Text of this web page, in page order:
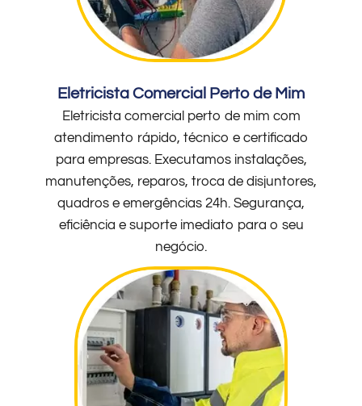
Eletricista Comercial Perto de Mim
Eletricista comercial perto de mim com
atendimento rápido, técnico e certificado
para empresas. Executamos instalações,
manutenções, reparos, troca de disjuntores,
quadros e emergências 24h. Segurança,
eficiência e suporte imediato para o seu
negócio.